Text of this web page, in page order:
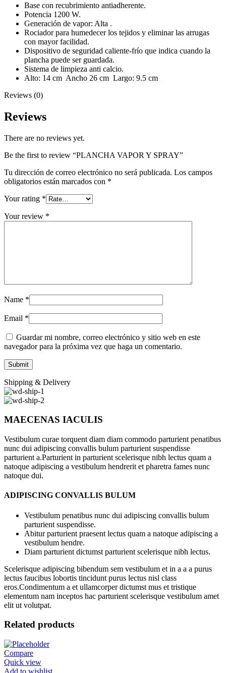
Base con recubrimiento antiadherente.
Potencia 1200 W.
Generación de vapor: Alta .
Rociador para humedecer los tejidos y eliminar las arrugas
con mayor facilidad.
Dispositivo de seguridad caliente-frío que indica cuando la
plancha puede ser guardada.
Sistema de limpieza anti calcio.
Alto: 14 cm Ancho 26 cm Largo: 9.5 cm
Reviews (0)
Reviews
There are no reviews yet.
Be the first to review “PLANCHA VAPOR Y SPRAY”
Tu dirección de correo electrónico no será publicada. Los campos
obligatorios están marcados con *
Your rating *
Your review *
Name *
Email *
Guardar mi nombre, correo electrónico y sitio web en este
navegador para la próxima vez que haga un comentario.
Shipping & Delivery
MAECENAS IACULIS
Vestibulum curae torquent diam diam commodo parturient penatibus
nunc dui adipiscing convallis bulum parturient suspendisse
parturient a.Parturient in parturient scelerisque nibh lectus quam a
natoque adipiscing a vestibulum hendrerit et pharetra fames nunc
natoque dui.
ADIPISCING CONVALLIS BULUM
Vestibulum penatibus nunc dui adipiscing convallis bulum
parturient suspendisse.
Abitur parturient praesent lectus quam a natoque adipiscing a
vestibulum hendre.
Diam parturient dictumst parturient scelerisque nibh lectus.
Scelerisque adipiscing bibendum sem vestibulum et in a a a purus
lectus faucibus lobortis tincidunt purus lectus nisl class
eros.Condimentum a et ullamcorper dictumst mus et tristique
elementum nam inceptos hac parturient scelerisque vestibulum amet
elit ut volutpat.
Related products
Compare
Quick view
Add to wishlist